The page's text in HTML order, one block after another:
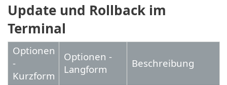
Update und Rollback im
Terminal
Optionen
-
Kurzform
Optionen -
Langform
Beschreibung